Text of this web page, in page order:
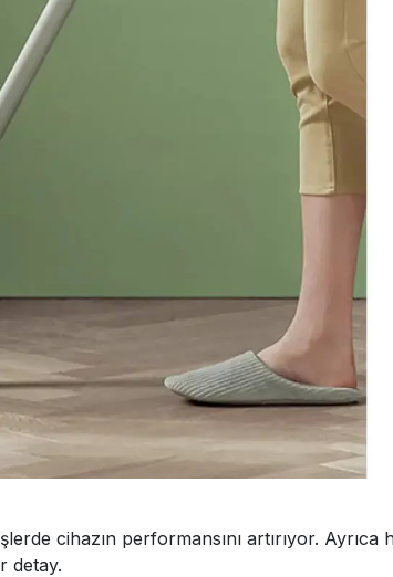
cihazın performansını artırıyor. Ayrıca
detay.